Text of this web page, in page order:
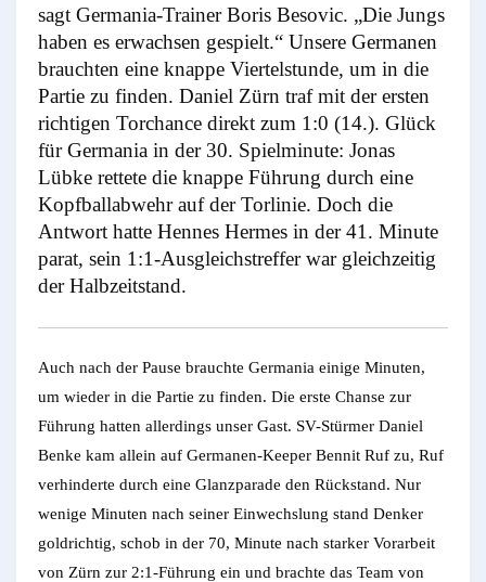
sagt Germania-Trainer Boris Besovic. „Die Jungs
haben es erwachsen gespielt.“ Unsere Germanen
brauchten eine knappe Viertelstunde, um in die
Partie zu finden. Daniel Zürn traf mit der ersten
richtigen Torchance direkt zum 1:0 (14.). Glück
für Germania in der 30. Spielminute: Jonas
Lübke rettete die knappe Führung durch eine
Kopfballabwehr auf der Torlinie. Doch die
Antwort hatte Hennes Hermes in der 41. Minute
parat, sein 1:1-Ausgleichstreffer war gleichzeitig
der Halbzeitstand.
Auch nach der Pause brauchte Germania einige Minuten,
um wieder in die Partie zu finden. Die erste Chanse zur
Führung hatten allerdings unser Gast. SV-Stürmer Daniel
Benke kam allein auf Germanen-Keeper Bennit Ruf zu, Ruf
verhinderte durch eine Glanzparade den Rückstand. Nur
wenige Minuten nach seiner Einwechslung stand Denker
goldrichtig, schob in der 70, Minute nach starker Vorarbeit
von Zürn zur 2:1-Führung ein und brachte das Team von